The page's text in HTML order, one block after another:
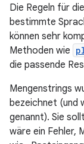
Die Regeln für
bestimmte
können sehr
Methoden wie
die passende
Mengenstrings
bezeichnet (und
genannt). Sie
wäre ein Fehler,